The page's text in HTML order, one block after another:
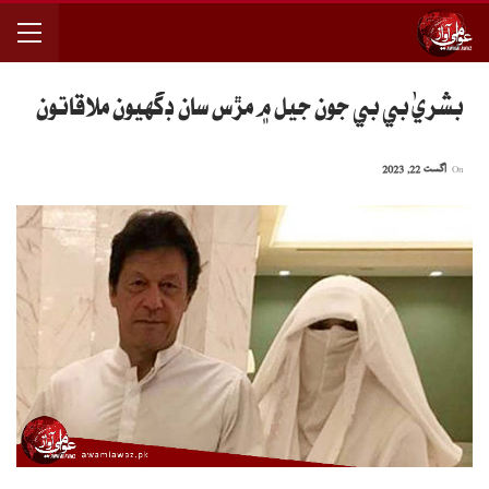
بشريٰ بي بي جون جيل ۾ مڙس سان ڊگهيون ملاقاتون
اگست 22, 2023